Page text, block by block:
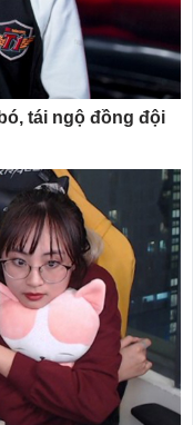
tái ngộ đồng đội